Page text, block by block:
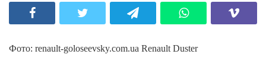
Фото: renault-goloseevsky.com.ua Renault Duster